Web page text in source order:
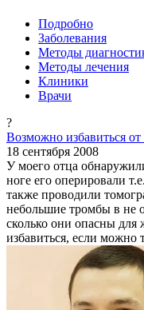
Подробно
Заболевания
Методы
Методы лечения
Клиники
Врачи
?
Возможно избавиться
18 сентября 2008
У моего отца
ноге его оперировали
также проводили
небольшие тромбы в не
сколько они опасны
избавиться, если можно